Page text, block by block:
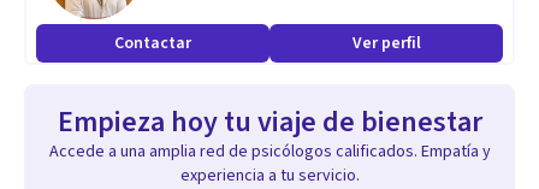
estudios,habilidades comunicativas y sociales.
Orientación escolar, profesional y orientación sexual.
Duelo, Accidentes, Pérdidas, Fobias Animales, Aviones,
Objetos, Situaciones...
Contactar Ver perfil
Empieza hoy tu viaje de bienestar
Accede a una amplia red de psicólogos calificados. Empatía y
experiencia a tu servicio.